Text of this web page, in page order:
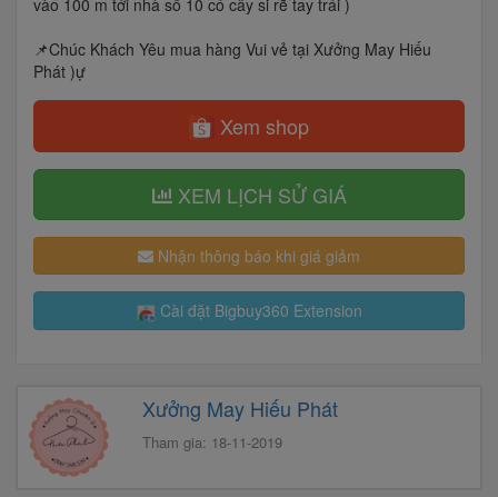
vào 100 m tới nhà số 10 có cây si rẽ tay trái )
📌Chúc Khách Yêu mua hàng Vui vẻ tại Xưởng May Hiếu
Phát )ự
Xem shop
XEM LỊCH SỬ GIÁ
Nhận thông báo khi giá giảm
Cài đặt Bigbuy360 Extension
Xưởng May Hiếu Phát
Tham gia: 18-11-2019